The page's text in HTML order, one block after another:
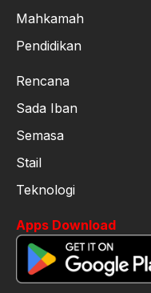
Mahkamah
Pendidikan
Rencana
Sada Iban
Semasa
Stail
Teknologi
Apps Download